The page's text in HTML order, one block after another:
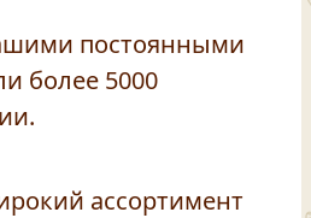
постоянными
более 5000
ассортимент